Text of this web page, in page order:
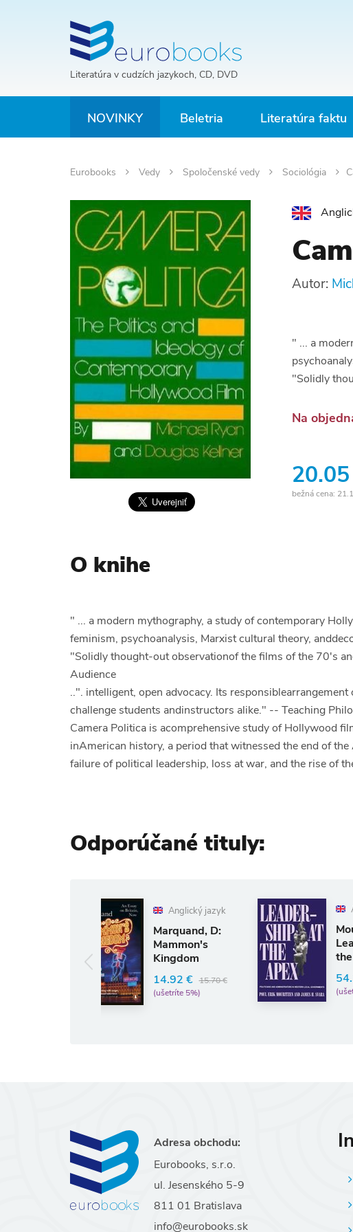
Literatúra v cudzích jazykoch, CD, DVD
NOVINKY Beletria Literatúra faktu
Eurobooks Vedy Spoločenské vedy Sociológia
Autor:
" ... a
"Solidly
Na
bežná cena:
O knihe
" ... a modern mythography, a study of contemporary
feminism, psychoanalysis, Marxist cultural theory,
"Solidly thought-out observationof the films of the 70's
Audience
..". intelligent, open advocacy. Its
challenge students andinstructors alike." -- Teaching
Camera Politica is acomprehensive study of Hollywood
inAmerican history, a period that witnessed the end of
failure of political leadership, loss at war, and the rise of
Odporúčané tituly:
Anglický jazyk
Marquand, D:
Kingdom
15.70 €
Anglický jazyk
Mouritzen, P:
Leadership at
the Apex
54.33 €
57.19 €
(ušetríte 5%)
Adresa obchodu:
Eurobooks, s.r.o.
ul. Jesenského 5-9
811 01 Bratislava
info@eurobooks.sk